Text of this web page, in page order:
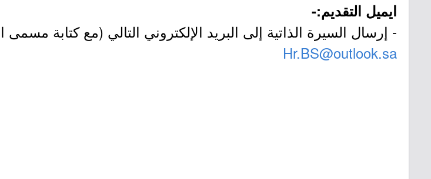
ايميل التقديم:-
- إرسال السيرة الذاتية إلى البريد الإلكتروني التالي (مع كتابة
Hr.BS@outlook.sa